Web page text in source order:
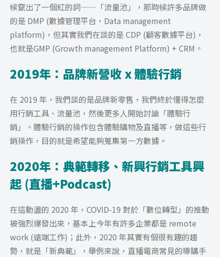
候竄出了一個紅的詞——「流量池」，那時候許多品牌做
的是 DMP (數據管理平台，Data management
platform)，但其實我們在談的是 CDP (顧客數據平台)，
也就是GMP (Growth management Platform) + CRM。
2019年：品牌新營收 x 體驗行銷
在 2019 年，我們談的是品牌新零售，我們終於懂得怎麼
用行銷工具、流量池，然後更多人開始討論「體驗行
銷」。體驗行銷的操作包含體驗購物及直播等，做這些行
銷操作，目的就是希望能夠蒐集第一方數據。
2020年：典範轉移、新興行銷工具興
起 (直播+Podcast)
在這動盪的 2020 年，COVID-19 對於「數位轉型」的推動
被強烈爆發出來，基本上今年有許多企業都是 remote
work (遠端工作)；此外，2020 年其實有個很有趣的趨
勢，就是「新典範」，舉例來說，直播電商常見的導購手